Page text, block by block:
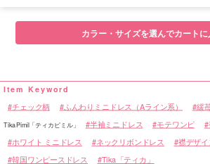
カラー・サイズを選んでカートに
チェック柄 ふんわりミニドレス（Aライン系） 緩
TikaPimil「ティカピミル」 半袖ミニドレス モテワンピ
ホワイト ミニドレス ネックリボンドレス
襟デザ
韓国ワンピースドレス
Tika「ティカ」